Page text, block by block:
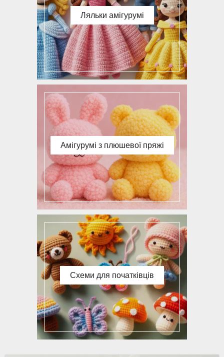
Ляльки амігурумі
Амігурумі з плюшевої пряжі
Схеми для початківців